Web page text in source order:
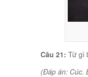
Câu 21: Từ gì
(Đáp án: Cúc.